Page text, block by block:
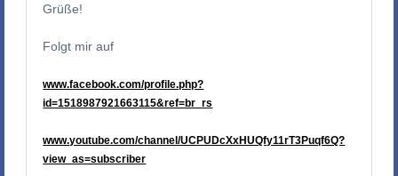
Grüße!
Folgt mir auf
www.facebook.com/profile.php?
id=1518987921663115&ref=br_rs
www.youtube.com/channel/UCPUDcXxHUQfy11rT3Puqf6Q?
view_as=subscriber